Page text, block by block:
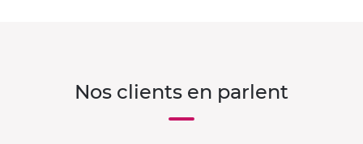
Nos clients en parlent